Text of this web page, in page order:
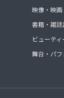
映像・映画
書籍・雑誌
ビューテ
舞台・パフ